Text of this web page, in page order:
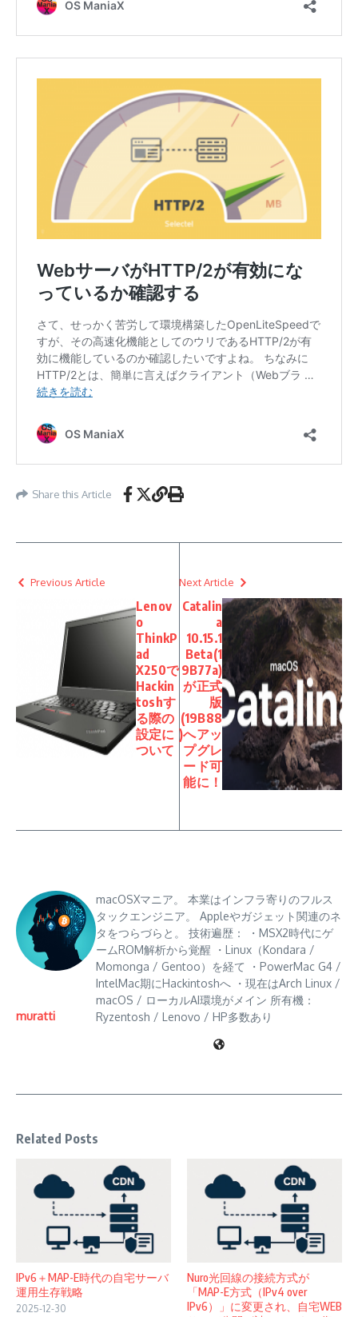
Share this Article
Previous Article
Lenov
o
ThinkP
ad
X250で
Hackin
toshす
る際の
設定に
ついて
Next Article
Catalin
a
10.15.1
Beta(1
9B77a)
が正式
版
(19B88
)へアッ
プグレ
ード可
能に！
muratti
macOSXマニア。 本業はインフラ寄りのフルス
タックエンジニア。 Appleやガジェット関連のネ
タをつらづらと。 技術遍歴： ・MSX2時代にゲ
ームROM解析から覚醒 ・Linux（Kondara /
Momonga / Gentoo）を経て ・PowerMac G4 /
IntelMac期にHackintoshへ ・現在はArch Linux /
macOS / ローカルAI環境がメイン 所有機：
Ryzentosh / Lenovo / HP多数あり
Related Posts
IPv6＋MAP-E時代の自宅サーバ
運用生存戦略
2025-12-30
Nuro光回線の接続方式が
「MAP-E方式（IPv4 over
IPv6）」に変更され、自宅WEB